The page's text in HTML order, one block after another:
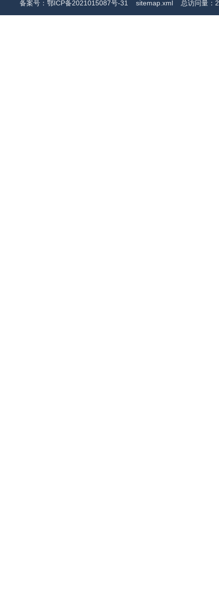
备案号：鄂ICP备2021015087号-31 sitemap.xml 总访问量：